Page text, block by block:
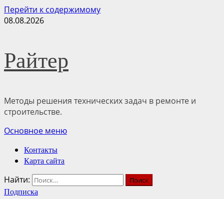
Перейти к содержимому
08.08.2026
Райтер
Методы решения технических задач в ремонте и
строительстве.
Основное меню
Контакты
Карта сайта
Найти:
Подписка